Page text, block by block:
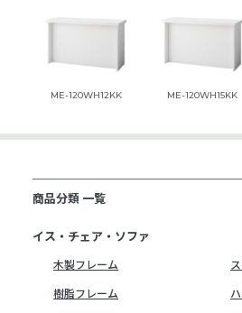
ME-120WH12KK ME-120WH15KK
商品分類 一覧
イス・チェア・ソファ
木製フレーム
樹脂フレーム